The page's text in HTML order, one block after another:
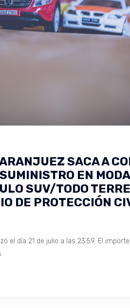
SACA A
EN
SUV/TODO
DE PROTECCIÓN
el día 21 de julio a las 23:59. El